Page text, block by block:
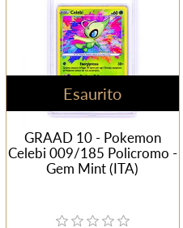
Esaurito
GRAAD 10 - Pokemon
Celebi 009/185 Policromo -
Gem Mint (ITA)